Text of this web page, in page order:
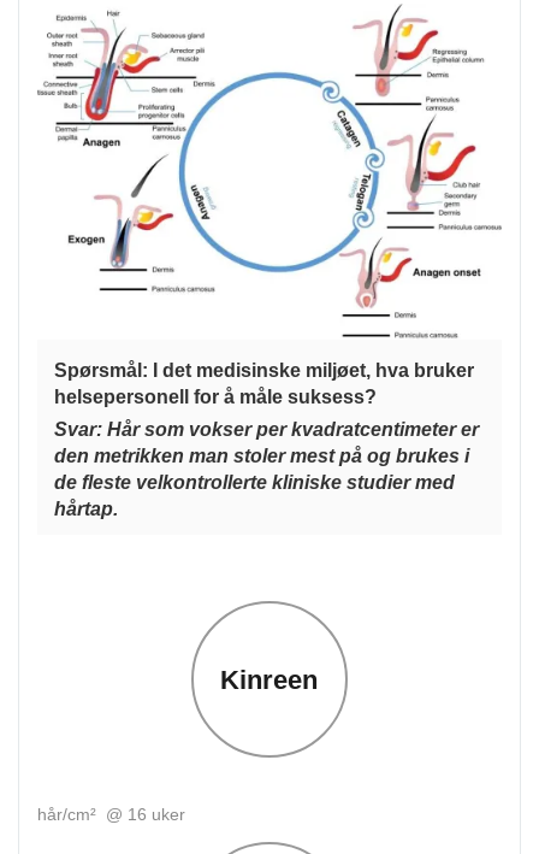
Spørsmål: I det medisinske miljøet, hva bruker
helsepersonell for å måle suksess?
Svar: Hår som vokser per kvadratcentimeter er
den metrikken man stoler mest på og brukes i
de fleste velkontrollerte kliniske studier med
hårtap.
Kinreen
hår/cm² @ 16 uker